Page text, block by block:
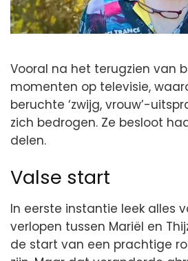
Vooral na het terugzien van
momenten op televisie,
beruchte ‘zwijg, vrouw’-
zich bedrogen. Ze besloot
delen.
Valse start
In eerste instantie leek alles
verlopen tussen Mariël en
de start van een prachtige